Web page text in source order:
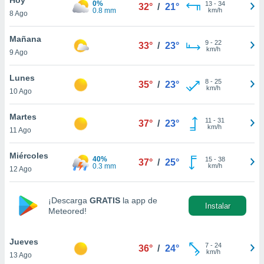
y
en
más
de
cookies
aceptar
8 Ago
0%
0.8 mm
32° / 21° 13- 34
km/h
Mañana
9 Ago
33° / 23° 9- 22
km/h
Lunes
10 Ago
35° / 23° 8- 25
km/h
Martes
11 Ago
37° / 23° 11 - 31
km/h
Miércoles
12 Ago
40%
0.3 mm
37° / 25° 15- 38
km/h
¡Descarga GRATIS la app de
Meteored!
Instalar
Jueves
13 Ago
36° / 24° 7- 24
km/h